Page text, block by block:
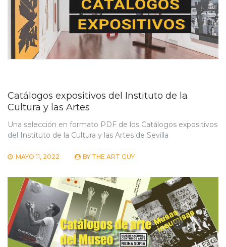
Catálogos expositivos del Instituto de la
Cultura y las Artes
Una selección en formato PDF de los Catálogos expositivos
del Instituto de la Cultura y las Artes de Sevilla
MAYO 11, 2022 BY THE ART GUY